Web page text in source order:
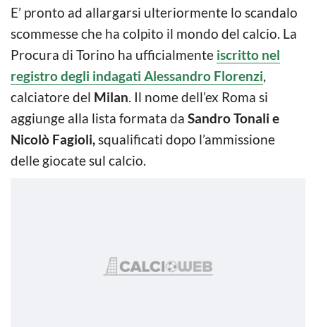
E’ pronto ad allargarsi ulteriormente lo scandalo
scommesse che ha colpito il mondo del calcio. La
Procura di Torino ha ufficialmente iscritto nel
registro degli indagati Alessandro Florenzi,
calciatore del Milan. Il nome dell’ex Roma si
aggiunge alla lista formata da Sandro Tonali e
Nicolò Fagioli,squalificati dopo l’ammissione
delle giocate sul calcio.